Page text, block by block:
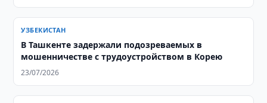
УЗБЕКИСТАН
В Ташкенте задержали подозреваемых в
мошенничестве с трудоустройством в Корею
23/07/2026